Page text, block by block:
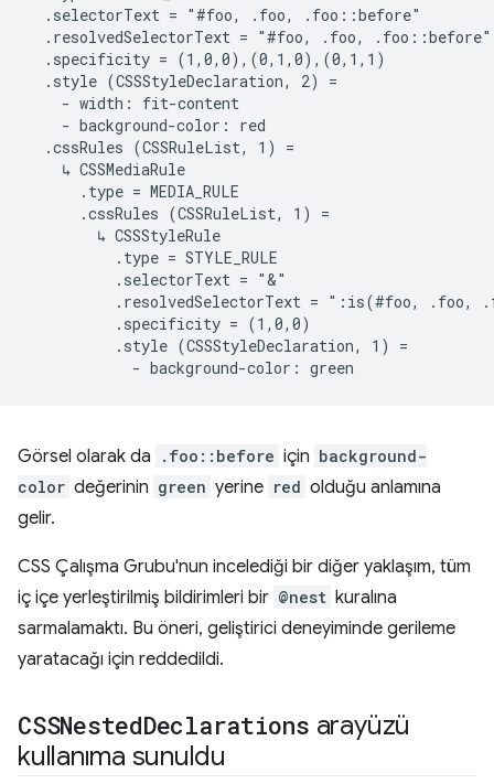
  .selectorText = "#foo, .foo, .foo::before"
  .resolvedSelectorText = "#foo, .foo, .foo::before"
  .specificity = (1,0,0),(0,1,0),(0,1,1)
  .style (CSSStyleDeclaration, 2) =
    - width: fit-content
    - background-color: red
  .cssRules (CSSRuleList, 1) =
    ↳ CSSMediaRule
      .type = MEDIA_RULE
      .cssRules (CSSRuleList, 1) =
        ↳ CSSStyleRule
          .type = STYLE_RULE
          .selectorText = "&"
.resolvedSelectorText = ":is(#foo, .foo,
          .specificity = (1,0,0)
          .style (CSSStyleDeclaration, 1) =
Görsel olarak da .foo::before için background-
color değerinin green yerine red olduğu anlamına
gelir.
CSS Çalışma Grubu'nun incelediği bir diğer yaklaşım, tüm
iç içe yerleştirilmiş bildirimleri bir @nest kuralına
sarmalamaktı. Bu öneri, geliştirici deneyiminde gerileme
yaratacağı için reddedildi.
CSSNestedDeclarations arayüzü
kullanıma sunuldu